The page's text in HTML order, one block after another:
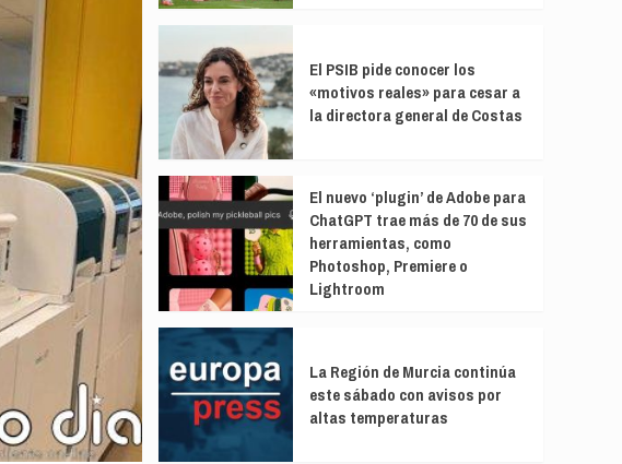
El PSIB pide conocer los
«motivos reales» para cesar a
la directora general de Costas
El nuevo ‘plugin’ de Adobe para
ChatGPT trae más de 70 de sus
herramientas, como
Photoshop, Premiere o
Lightroom
La Región de Murcia continúa
este sábado con avisos por
altas temperaturas